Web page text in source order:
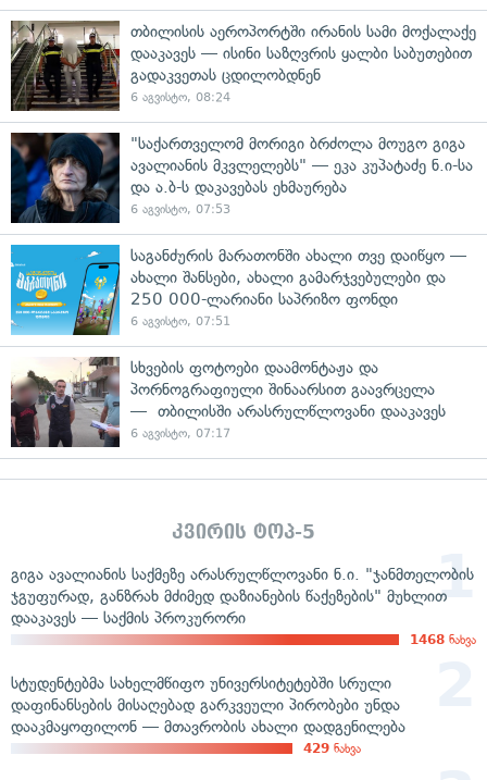
თბილისის აეროპორტში ირანის სამი მოქალაქე
დააკავეს — ისინი საზღვრის ყალბი საბუთებით
გადაკვეთას ცდილობდნენ
6 აგვისტო, 08:24
"საქართველომ მორიგი ბრძოლა მოუგო გიგა
ავალიანის მკვლელებს" — ეკა კუპატაძე ნ.ი-სა
და ა.ბ-ს დაკავებას ეხმაურება
6 აგვისტო, 07:53
საგანძურის მარათონში ახალი თვე დაიწყო —
ახალი შანსები, ახალი გამარჯვებულები და
250 000-ლარიანი საპრიზო ფონდი
6 აგვისტო, 07:51
სხვების ფოტოები დაამონტაჟა და
პორნოგრაფიული შინაარსით გაავრცელა
— თბილისში არასრულწლოვანი დააკავეს
6 აგვისტო, 07:17
კვირის ტოპ-5
გიგა ავალიანის საქმეზე არასრულწლოვანი ნ.ი. "ჯანმთელობის
ჯგუფურად, განზრახ მძიმედ დაზიანების წაქეზების" მუხლით
დააკავეს — საქმის პროკურორი
1468 ნახვა
სტუდენტებმა სახელმწიფო უნივერსიტეტებში სრული
დაფინანსების მისაღებად გარკვეული პირობები უნდა
დააკმაყოფილონ — მთავრობის ახალი დადგენილება
429 ნახვა